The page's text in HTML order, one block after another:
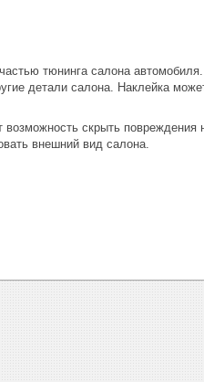
тюнинга салона
детали салона. Наклейка
возможность скрыть
внешний вид салона.